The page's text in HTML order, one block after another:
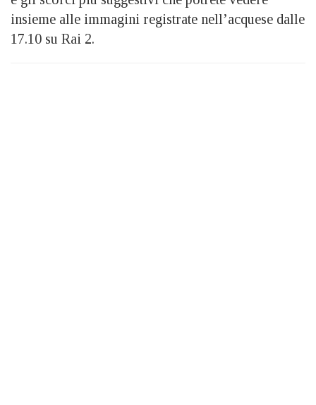
insieme alle immagini registrate nell’acquese dalle
17.10 su Rai 2.